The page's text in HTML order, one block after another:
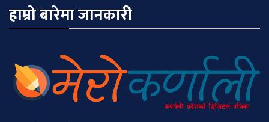
हाम्रो बारेमा जानकारी